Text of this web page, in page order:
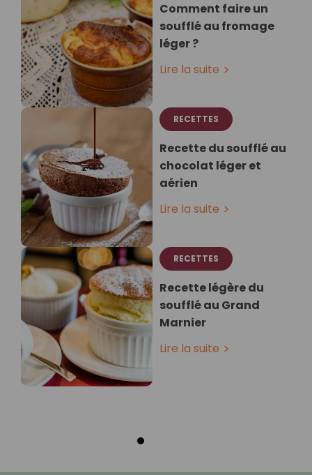
Comment faire un
soufflé au fromage
léger ?
Lire la suite
RECETTES
Recette du soufflé au
chocolat léger et
aérien
Lire la suite
RECETTES
Recette légère du
soufflé au Grand
Marnier
Lire la suite